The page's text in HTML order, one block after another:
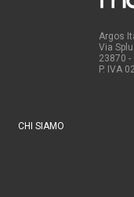
Argos
Via
23870 -
P. IVA
CHI SIAMO